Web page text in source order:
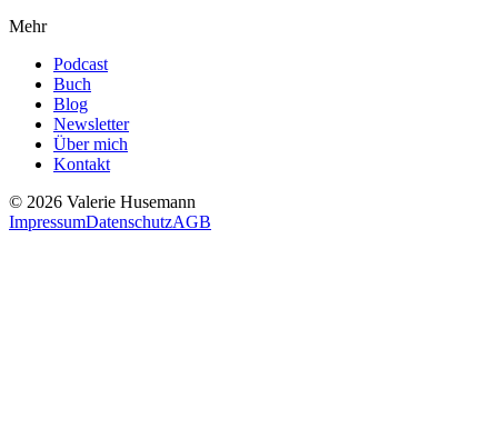
Mehr
Podcast
Buch
Blog
Newsletter
Über mich
Kontakt
© 2026 Valerie Husemann
ImpressumDatenschutzAGB